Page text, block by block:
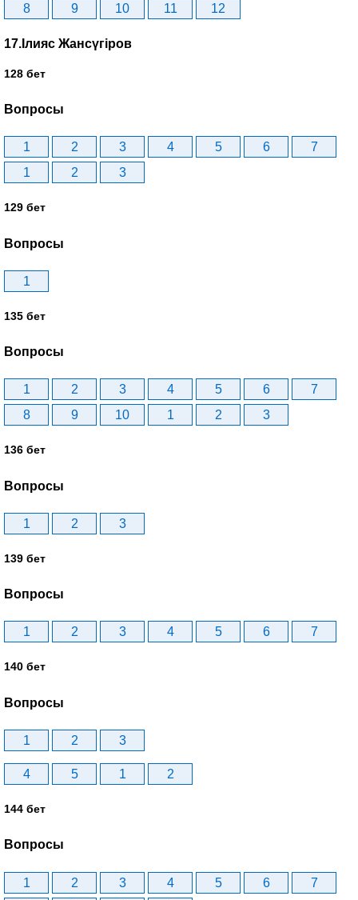
8
9 10 11 12
17.Ілияс Жансүгіров
128 бет
Вопросы
1 2 3 4 5 6
7
1
2 3
129 бет
Вопросы
1
135 бет
Вопросы
1 2 3 4 5 6
7
8
9 10 1 2 3
136 бет
Вопросы
1 2 3
139 бет
Вопросы
1 2 3 4 5 6 7
140 бет
Вопросы
1 2 3
4 5 1 2
144 бет
Вопросы
1 2 3 4 5 6
7